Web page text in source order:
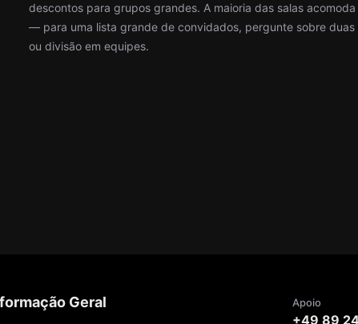
descontos para grupos grandes. A maioria das salas
— para uma lista grande de convidados, pergunte sobre duas
ou divisão em equipes.
Geral Apoio
+49 89